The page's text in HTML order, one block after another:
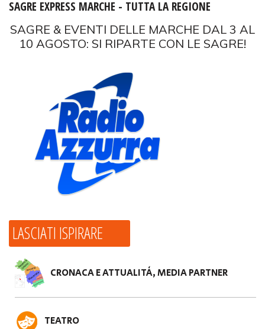
SAGRE EXPRESS MARCHE - TUTTA LA REGIONE
SAGRE & EVENTI DELLE MARCHE DAL 3 AL
10 AGOSTO: SI RIPARTE CON LE SAGRE!
LASCIATI ISPIRARE
CRONACA E ATTUALITÀ, MEDIA PARTNER
TEATRO